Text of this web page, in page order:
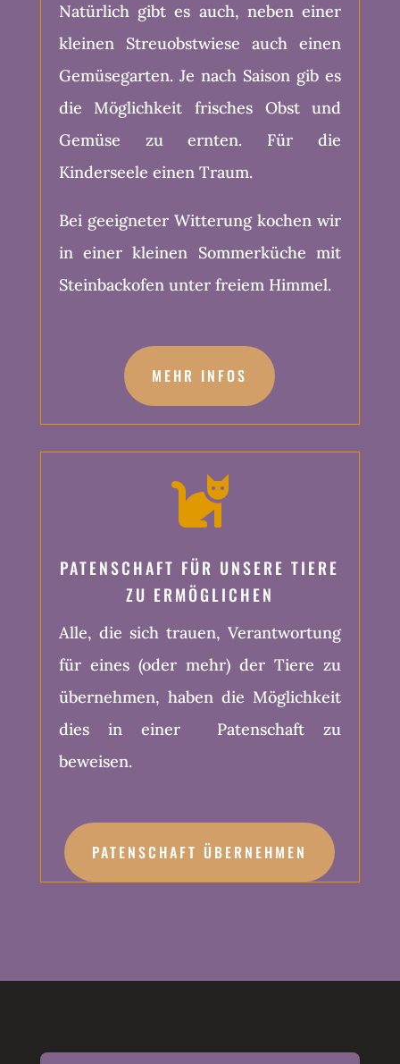
Natürlich gibt es auch, neben einer
kleinen Streuobstwiese auch einen
Gemüsegarten. Je nach Saison gib es
die Möglichkeit frisches Obst und
Gemüse zu ernten. Für die
Kinderseele einen Traum.
Bei geeigneter Witterung kochen wir
in einer kleinen Sommerküche mit
Steinbackofen unter freiem Himmel.
MEHR INFOS

PATENSCHAFT FÜR UNSERE TIERE
ZU ERMÖGLICHEN
Alle, die sich trauen, Verantwortung
für eines (oder mehr) der Tiere zu
übernehmen, haben die Möglichkeit
dies in einer
Patenschaft zu
beweisen.
PATENSCHAFT ÜBERNEHMEN